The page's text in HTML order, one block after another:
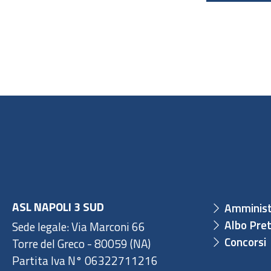
ASL NAPOLI 3 SUD
Sede legale: Via Marconi 66
Torre del Greco - 80059 (NA)
Partita Iva N° 06322711216
Albo
Concorsi